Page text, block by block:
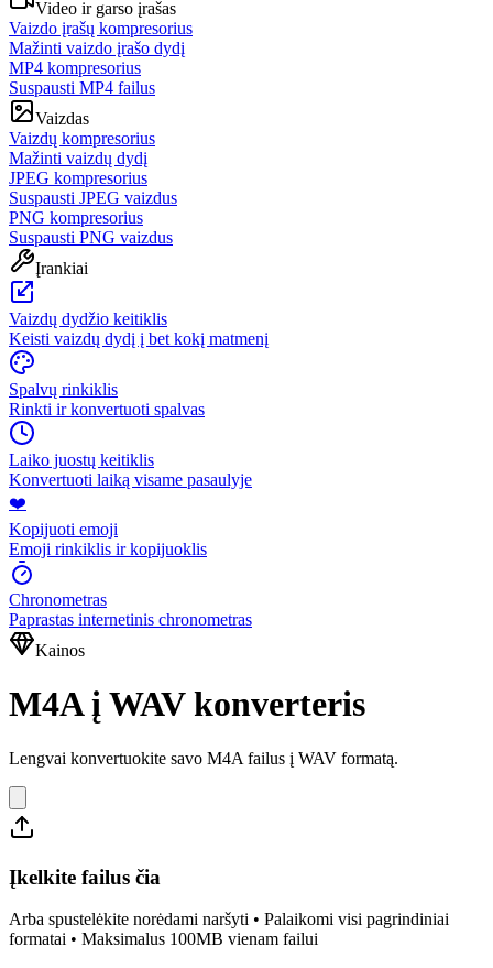
Video ir garso įrašas
Vaizdo įrašų kompresorius
Mažinti vaizdo įrašo dydį
MP4 kompresorius
Suspausti MP4 failus
Vaizdas
Vaizdų kompresorius
Mažinti vaizdų dydį
JPEG kompresorius
Suspausti JPEG vaizdus
PNG kompresorius
Suspausti PNG vaizdus
Įrankiai
Vaizdų dydžio keitiklis
Keisti vaizdų dydį į bet kokį matmenį
Spalvų rinkiklis
Rinkti ir konvertuoti spalvas
Laiko juostų keitiklis
Konvertuoti laiką visame pasaulyje
❤️
Kopijuoti emoji
Emoji rinkiklis ir kopijuoklis
Chronometras
Paprastas internetinis chronometras
Kainos
M4A į WAV konverteris
Lengvai konvertuokite savo M4A failus į WAV formatą.
Įkelkite failus čia
Arba spustelėkite norėdami naršyti • Palaikomi visi pagrindiniai
formatai • Maksimalus 100MB vienam failui